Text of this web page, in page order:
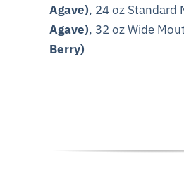
Agave), 24 oz Standard
Agave), 32 oz Wide
Berry)